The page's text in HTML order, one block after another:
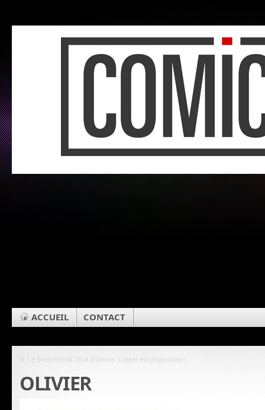
ACCUEIL CONTACT
« Le Sketchbook 2014 d’Olivier Coipel est disponible !
OLIVIER